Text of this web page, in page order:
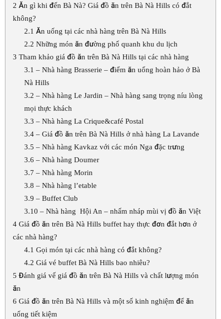
2 Ăn gì khi đến Bà Nà? Giá đồ ăn trên Bà Nà Hills có đắt
không?
2.1 Ăn uống tại các nhà hàng trên Bà Nà Hills
2.2 Những món ăn đường phố quanh khu du lịch
3 Tham khảo giá đồ ăn trên Bà Nà Hills tại các nhà hàng
3.1 – Nhà hàng Brasserie – điểm ăn uống hoàn hảo ở Bà
Nà Hills
3.2 – Nhà hàng Le Jardin – Nhà hàng sang trọng níu lòng
mọi thực khách
3.3 – Nhà hàng La Crique&café Postal
3.4– Giá đồ ăn trên Bà Nà Hills ở nhà hàng La Lavande
3.5 – Nhà hàng Kavkaz với các món Nga đặc trưng
3.6 – Nhà hàng Doumer
3.7 – Nhà hàng Morin
3.8 – Nhà hàng l’etable
3.9 – Buffet Club
3.10 – Nhà hàng Hội An – nhấm nháp mùi vị đồ ăn Việt
4 Giá đồ ăn trên Bà Nà Hills buffet hay thực đơn đắt hơn ở
các nhà hàng?
4.1 Gọi món tại các nhà hàng có đắt không?
4.2 Giá vé buffet Bà Nà Hills bao nhiêu?
5 Đánh giá vế giá đồ ăn trên Bà Nà Hills và chất lượng món
ăn
6 Giá đồ ăn trên Bà Nà Hills và một số kinh nghiệm để ăn
uống tiết kiệm